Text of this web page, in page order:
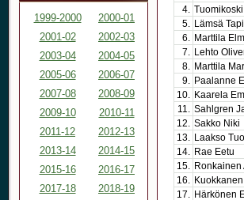
1999-2000
2000-01
2001-02
2002-03
2003-04
2004-05
2005-06
2006-07
2007-08
2008-09
2009-10
2010-11
2011-12
2012-13
2013-14
2014-15
2015-16
2016-17
2017-18
2018-19
4.
5.
Lämsä
6.
Marttila
7.
Lehto
8.
Marttila
9.
Paalanne
10.
Kaarela
11.
Sahlgren
12.
Sakko Niki
13.
Laakso
14.
Rae Eetu
15.
Ronkainen
16.
17.
Härkönen